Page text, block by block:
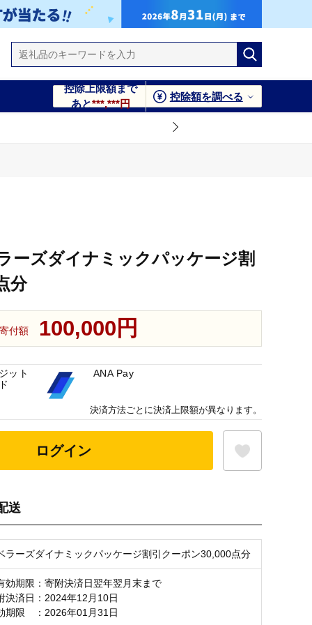
控除上限額まで
あと***,***円
控除額を調べる
ーズダイナミックパッケージ割
分
付額 100,000円
ログイン
送
ラーズダイナミックパッケージ割引クーポン30,000点分
効期限：寄附決済日翌年翌月末まで
決済日：2024年12月10日
：2026年01月31日
ット
ANA Pay
決済方法ごとに決済上限額が異なります。